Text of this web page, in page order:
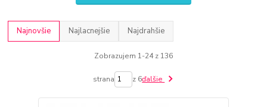
Najnovšie Najlacnejšie Najdrahšie
Zobrazujem 1-24 z 136
strana z 6ďalšie